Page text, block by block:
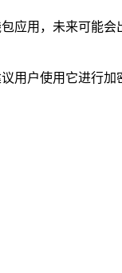
应用，未来可能
用户使用它进行